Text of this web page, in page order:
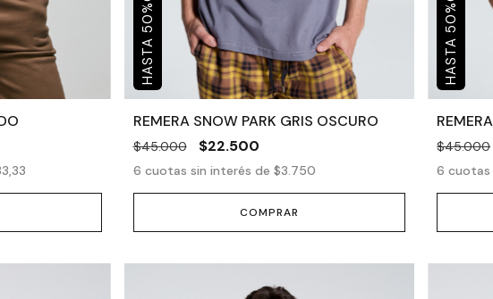
50
%
REMERA SNOW PARK GRIS OSCURO
$45.000 $22.500
6 cuotas sin interés de $3.750
COMPRAR
50
%
$45.000
6